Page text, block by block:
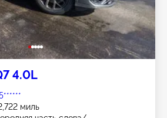
4.0L
миль